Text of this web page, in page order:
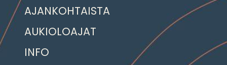
AJANKOHTAISTA
AUKIOLOAJAT
INFO